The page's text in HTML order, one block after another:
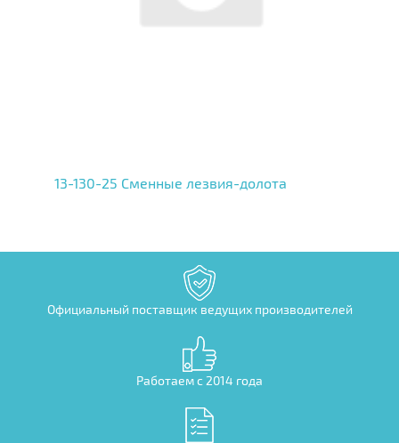
13-130-25 Сменные лезвия-долота
Официальный поставщик ведущих производителей
Работаем с 2014 года